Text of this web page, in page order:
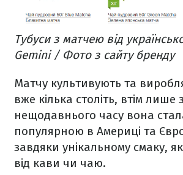
Тубуси з матчею від
Gemini / Фото з сайту бренду
Матчу культивують та
вже кілька століть, втім лише з
нещодавнього часу вона
популярною в Америці та
завдяки унікальному смаку,
від кави чи чаю.